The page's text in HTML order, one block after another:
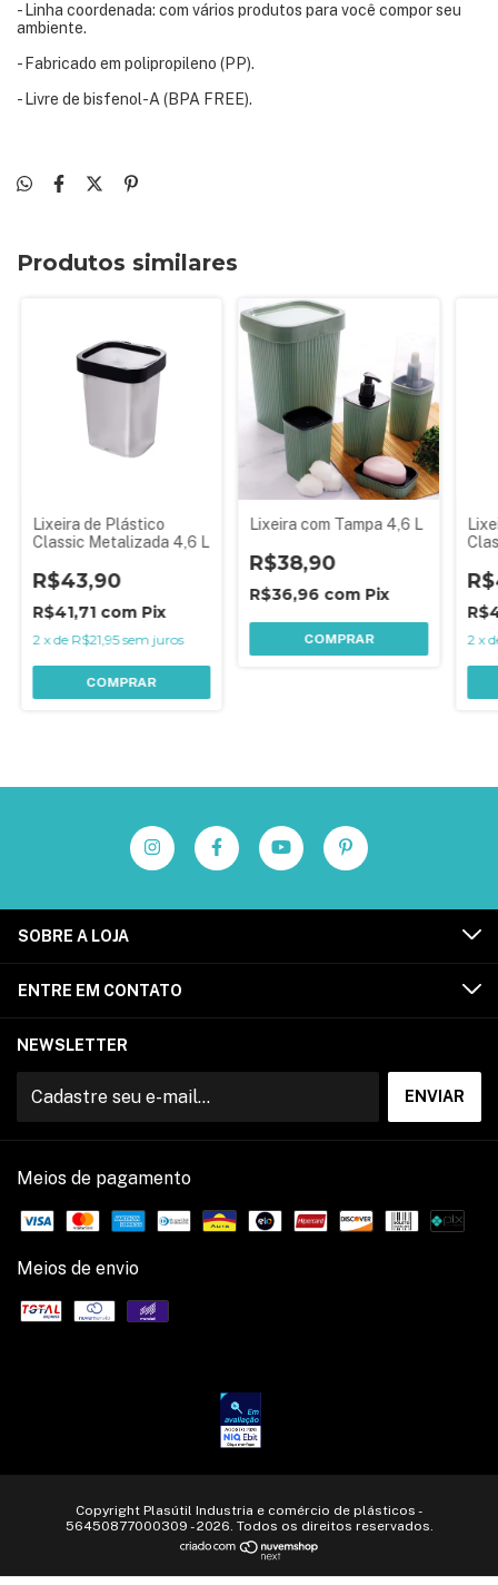
- Linha coordenada: com vários produtos para você compor seu
ambiente.
- Fabricado em polipropileno (PP).
- Livre de bisfenol-A (BPA FREE).
Produtos similares
Lixeira de Plástico
Classic Metalizada 4,6 L
R$43,90
R$41,71 com Pix
2 xde R$21,95 sem juros
COMPRAR
Lixeira com Tampa 4,6 L
R$38,90
R$36,96 com Pix
COMPRAR 2 x
SOBRE A LOJA
ENTRE EM CONTATO
NEWSLETTER
Meios de pagamento
Meios de envio
Copyright Plasútil Industria e comércio de plásticos -
56450877000309 - 2026. Todos os direitos reservados.